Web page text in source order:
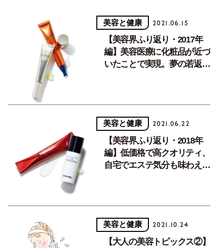
美容と健康 2021.06.15
【美容界ふり返り・2017年
編】美容医療に化粧品が近づ
いたことで実現。夢の若返り
美容と健康 2021.06.22
【美容界ふり返り・2018年
編】低価格で高クオリティ、
自宅でエステ気分も味わえ
美容と健康 2021.10.24
【大人の美容トピックス②】